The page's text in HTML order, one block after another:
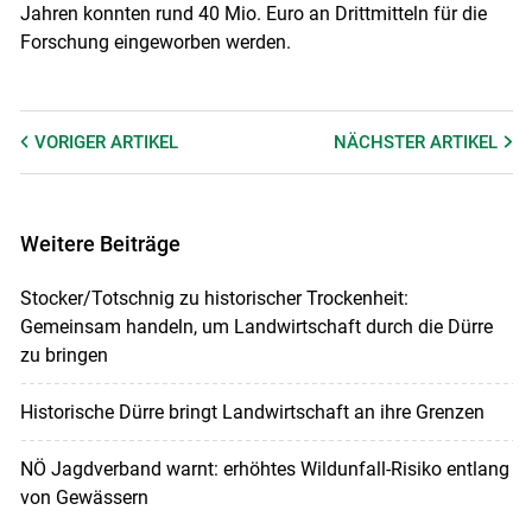
Jahren konnten rund 40 Mio. Euro an Drittmitteln für die
Forschung eingeworben werden.
VORIGER ARTIKEL NÄCHSTERARTIKEL
Weitere Beiträge
Stocker/Totschnig zu historischer Trockenheit:
Gemeinsam handeln, um Landwirtschaft durch die Dürre
zu bringen
Historische Dürre bringt Landwirtschaft an ihre Grenzen
NÖ Jagdverband warnt: erhöhtes Wildunfall-Risiko entlang
von Gewässern